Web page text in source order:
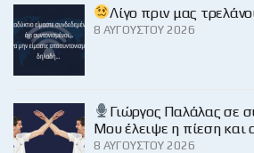
Λίγο πριν μας
8 ΑΥΓΟΎΣΤΟΥ 2026
Γιώργος Παλάλας σε
Μου έλειψε η πίεση και
8 ΑΥΓΟΎΣΤΟΥ 2026